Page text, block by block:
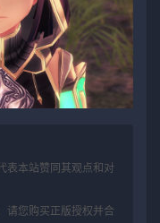
表本站赞同其观点和对
请您购买正版授权并合